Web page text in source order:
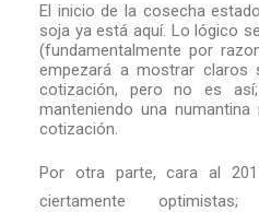
El inicio de la cosecha
soja ya está aquí. Lo lógico
(fundamentalmente por
empezará a mostrar claros
cotización, pero no es
manteniendo una
cotización.
Por otra parte, cara al
ciertamente